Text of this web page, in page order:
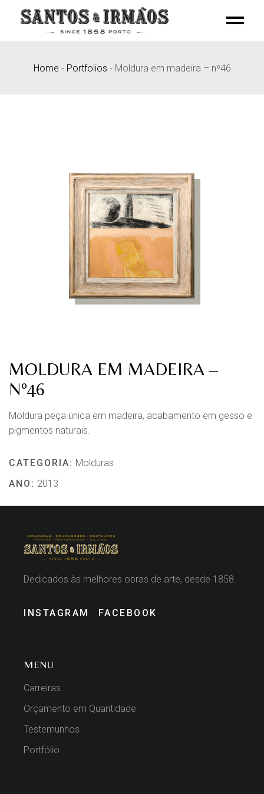
Home - Portfolios - Moldura em madeira – nº46
MOLDURA EM MADEIRA –
Nº46
Moldura peça única em madeira, acabamento em gesso e
pigmentos naturais.
CATEGORIA: Molduras
ANO: 2013
Dedicados às melhores obras de arte, desde 1858.
INSTAGRAM FACEBOOK
MENU
Carreiras
Orçamento em Quantidade
Testemunhos
Portfólio